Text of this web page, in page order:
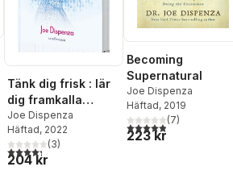
antal röster:
Tänk dig frisk : lär
dig framkalla
placeboeffekten
med dina tankar
och läk dig själv
Joe Dispenza
Häftad, 2022
4,3utav 5 stjärnor. Totalt antal röster:
(3)
204 kr
Becoming
Supernatural
Joe Dispenza
Häftad, 2019
4,9utav 5 stjärnor.
(7)
223 kr